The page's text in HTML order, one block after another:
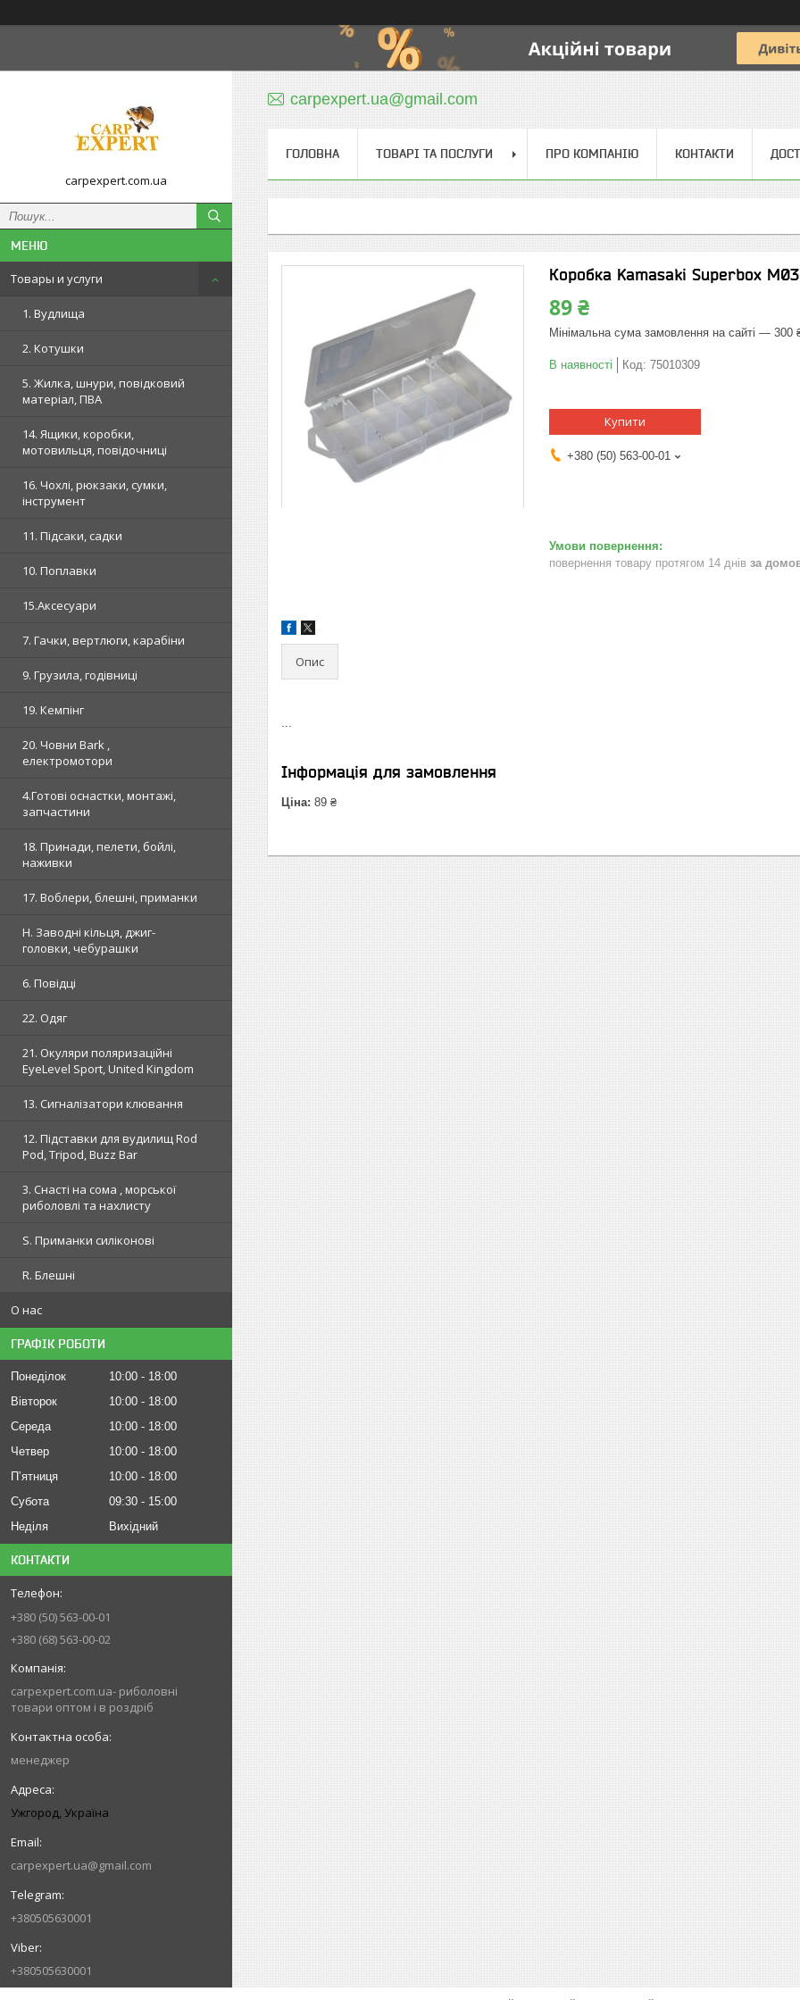
carpexpert.com.ua
Товары и услуги
1. Вудлища
2. Котушки
5. Жилка, шнури, повідковий
матеріал, ПВА
14. Ящики, коробки,
мотовильця, повідочниці
16. Чохлі, рюкзаки, сумки,
інструмент
11. Підсаки, садки
10. Поплавки
15.Аксесуари
7. Гачки, вертлюги, карабіни
9. Грузила, годівниці
19. Кемпінг
20. Човни Bark ,
електромотори
4.Готові оснастки, монтажі,
запчастини
18. Принади, пелети, бойлі,
наживки
17. Воблери, блешні, приманки
H. Заводні кільця, джиг-
головки, чебурашки
6. Повідці
22. Одяг
21. Окуляри поляризаційні
EyeLevel Sport, United Kingdom
13. Сигналізатори клювання
12. Підставки для вудилищ Rod
Pod, Tripod, Buzz Bar
3. Снасті на сома , морської
риболовлі та нахлисту
S. Приманки силіконові
R. Блешні
О нас
ГРАФІК РОБОТИ
Понеділок 10:00
18:00
Вівторок
10:00
18:00
Середа
10:00
18:00
Четвер
10:00
18:00
Пʼятниця
10:00
18:00
Субота
09:30
15:00
Неділя
Вихідний
КОНТАКТИ
+380 (50) 563-00-01
+380 (68) 563-00-02
carpexpert.com.ua- риболовні
товари оптом і в роздріб
менеджер
Ужгород, Україна
carpexpert.ua@gmail.com
+380505630001
+380505630001
carpexpert.ua@gmail.com
ГОЛОВНА ТОВАРІ ТА ПОСЛУГИ ПРО КОМПАНІЮ КОНТАКТИ
Коробка Kamasaki Superbox
89 ₴
Мінімальна сума замовлення на сайті — 300
В наявності Код: 75010309
Купити
+380 (50) 563-00-01
повернення товару протягом 14 днів за
Опис
...
Інформація для замовлення
Ціна: 89 ₴